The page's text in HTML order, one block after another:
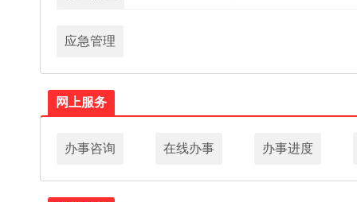
应急管理
网上服务
办事咨询 在线办事 办事进度